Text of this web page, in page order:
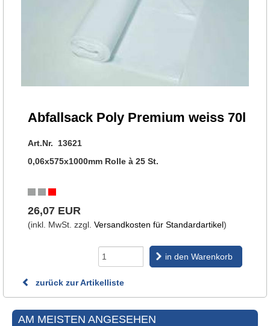
Abfallsack Poly Premium weiss 70l
Art.Nr. 13621
0,06x575x1000mm Rolle à 25 St.
26,07 EUR
(inkl. MwSt. zzgl. Versandkosten für Standardartikel)
in den Warenkorb
zurück zur Artikelliste
AM MEISTEN ANGESEHEN